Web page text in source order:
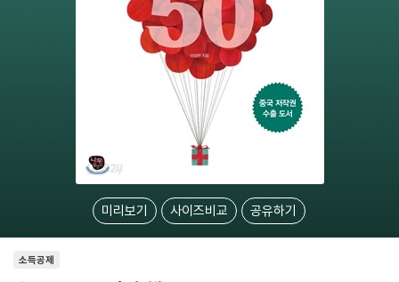
미리보기 사이즈비교 공유하기
소득공제